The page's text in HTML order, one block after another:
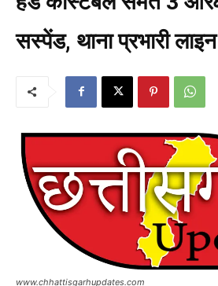
सस्पेंड, थाना प्रभारी
www.chhattisgarhupdates.com